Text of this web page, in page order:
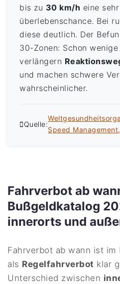
bis zu 30 km/h eine
überlebenschance. Bei
diese deutlich. Der
30-Zonen: Schon
verlängern
und machen schwere
wahrscheinlicher.
Quelle:
Speed
Fahrverbot ab
Bußgeldkatalog
innerorts und
Fahrverbot ab wann ist im
als Regelfahrverbot klar
Unterschied zwischen